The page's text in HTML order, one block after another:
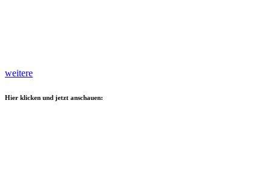
weitere
Hier klicken und jetzt anschauen: